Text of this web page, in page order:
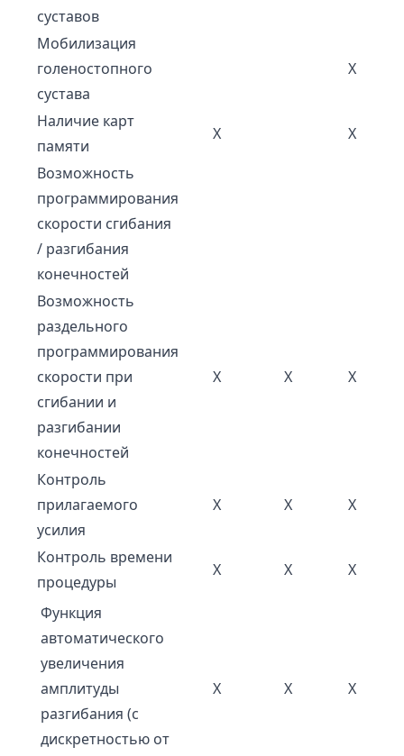
суставов
Мобилизация
голеностопного
сустава
Х
Наличие карт
памяти
Х
Х
Возможность
программирования
скорости сгибания
/ разгибания
конечностей
Возможность
раздельного
программирования
скорости при
сгибании и
разгибании
конечностей
X X X
Контроль
прилагаемого
усилия
Х Х Х
Контроль времени
процедуры
Х Х Х
Функция
автоматического
увеличения
амплитуды
разгибания (с
дискретностью от
Х Х Х